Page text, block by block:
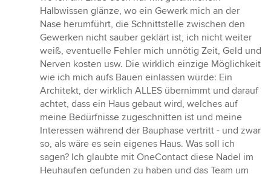
Sternen
Halbwissen glänze, wo ein Gewerk mich an der
Nase herumführt, die Schnittstelle zwischen den
Gewerken nicht sauber geklärt ist, ich nicht weiter
weiß, eventuelle Fehler mich unnötig Zeit, Geld und
Nerven kosten usw. Die wirklich einzige Möglichkeit
wie ich mich aufs Bauen einlassen würde: Ein
Architekt, der wirklich ALLES übernimmt und darauf
achtet, dass ein Haus gebaut wird, welches auf
meine Bedürfnisse zugeschnitten ist und meine
Interessen während der Bauphase vertritt - und zwar
so, als wäre es sein eigenes Haus. Was soll ich
sagen? Ich glaubte mit OneContact diese Nadel im
Heuhaufen gefunden zu haben und das Team um